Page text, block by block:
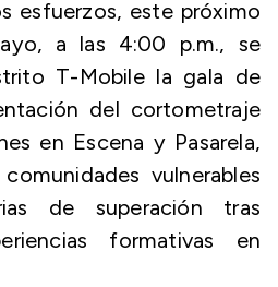
esfuerzos, este próximo
a las 4:00 p.m., se
T-Mobile la gala de
del cortometraje
en Escena y Pasarela,
vulnerables
de superación tras
formativas en